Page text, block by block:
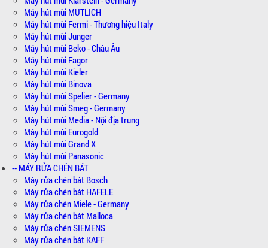
Máy hút mùi MUTLICH
Máy hút mùi Fermi - Thương hiệu Italy
Máy hút mùi Junger
Máy hút mùi Beko - Châu Âu
Máy hút mùi Fagor
Máy hút mùi Kieler
Máy hút mùi Binova
Máy hút mùi Spelier - Germany
Máy hút mùi Smeg - Germany
Máy hút mùi Media - Nội địa trung
Máy hút mùi Eurogold
Máy hút mùi Grand X
Máy hút mùi Panasonic
-- MÁY RỬA CHÉN BÁT
Máy rửa chén bát Bosch
Máy rửa chén bát HAFELE
Máy rửa chén Miele - Germany
Máy rửa chén bát Malloca
Máy rửa chén SIEMENS
Máy rửa chén bát KAFF